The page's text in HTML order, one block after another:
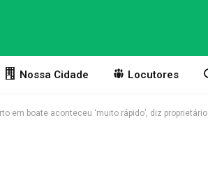
Nossa Cidade Locutores
em boate aconteceu ‘muito rápido’, diz proprietário